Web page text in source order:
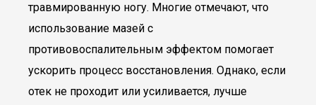
травмированную ногу. Многие отмечают, что
использование мазей с
противовоспалительным эффектом помогает
ускорить процесс восстановления. Однако, если
отек не проходит или усиливается, лучше